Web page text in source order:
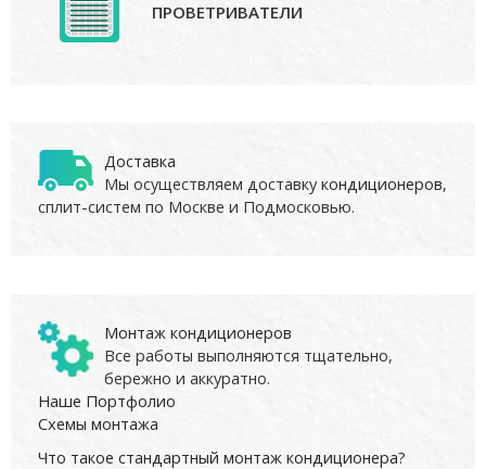
ПРОВЕТРИВАТЕЛИ
Доставка
Мы осуществляем доставку кондиционеров,
сплит-систем по Москве и Подмосковью.
Монтаж кондиционеров
Все работы выполняются тщательно,
бережно и аккуратно.
Наше Портфолио
Схемы монтажа
Что такое стандартный монтаж кондиционера?